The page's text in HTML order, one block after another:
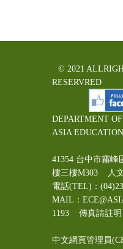
© 2021
RESERVRED
DEPARTMENT
ASIA
41354 台中市霧
樓三樓M303 人
電話(TEL)：
MAIL：
1193 傳真請註明
中文網頁管理員